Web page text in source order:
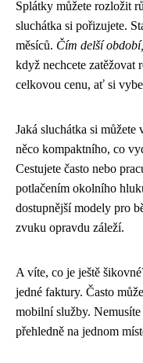
Splátky můžete rozložit
sluchátka si pořizujete.
měsíců. Čím delší
když nechcete zatěžovat
celkovou cenu, ať si
Jaká sluchátka si
něco kompaktního, co
Cestujete často nebo
potlačením okolního
dostupnější modely pro
zvuku opravdu záleží.
A víte, co je ještě
jedné faktury. Často
mobilní služby.
přehledně na jednom